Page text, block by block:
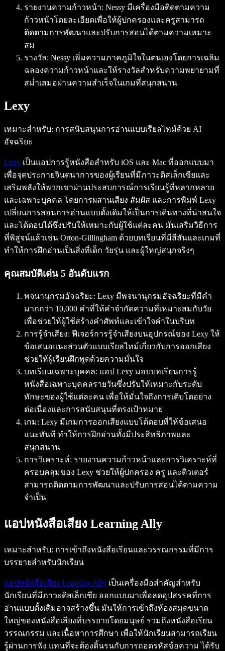
รายงานความก้าวหน้า: Nessy มีเครื่องมือติดตามความ
ก้าวหน้าโดยละเอียดเพื่อให้ผู้ปกครองและครูสามารถ
ติดตามการพัฒนาและปรับการสอนได้ตามความเหมาะ
สม
รางวัล: Nessy เพิ่มความภาคภูมิใจในตนเองโดยการเฉลิม
ฉลองความก้าวหน้าและให้รางวัลสำหรับความพยายามที่
สม่ำเสมอผ่านความสำเร็จในเกมที่สนุกสนาน
Lexy
เหมาะสำหรับ: การสนับสนุนการอ่านแบบเรียลไทม์ด้วย AI
อัจฉริยะ
Lexy เป็นแอปการรู้หนังสือสำหรับ iOS และ Mac ที่ออกแบบมา
เพื่อจุดประกายจินตนาการของผู้เรียนที่มีภาวะดิสเล็กเซียและ
เสริมพลังให้พวกเขาผ่านประสบการณ์การเรียนรู้ที่หลากหลาย
และเฉพาะบุคคล โดยการผสานเสียง สัมผัส และการพิมพ์ Lexy
เปลี่ยนการสอนการอ่านแบบดั้งเดิมให้เป็นการเดินทางที่น่าสนใจ
และโต้ตอบได้ซึ่งปรับให้เหมาะกับผู้ใช้แต่ละคน มันเสริมวิธีการ
ที่พิสูจน์แล้วเช่น Orton-Gillingham ด้วยบทเรียนที่มีสีสันและเกมที่
ทำให้การฝึกอ่านเป็นสิ่งที่เด็ก วัยรุ่น และผู้ใหญ่สนุกจริงๆ
คุณสมบัติเด่น 5 อันดับแรก
พจนานุกรมอัจฉริยะ: Lexy มีพจนานุกรมอัจฉริยะที่มีคำ
มากกว่า 10,000 คำที่ให้คำจำกัดความที่เหมาะสมกับวัย
เพื่อช่วยให้ผู้ใช้สร้างคำศัพท์และเข้าใจคำในบริบท
การรู้จำเสียง: ฟีเจอร์การรู้จำเสียงบนอุปกรณ์ของ Lexy ให้
ข้อเสนอแนะส่วนตัวแบบเรียลไทม์เกี่ยวกับการออกเสียง
ช่วยให้ผู้เรียนฝึกพูดด้วยความมั่นใจ
บทเรียนเฉพาะบุคคล: แอป Lexy มอบบทเรียนการรู้
หนังสือเฉพาะบุคคลรายวันซึ่งปรับให้เหมาะกับระดับ
ทักษะของผู้ใช้แต่ละคน เพื่อให้มั่นใจถึงการเติบโตอย่าง
ต่อเนื่องและการสนับสนุนที่ตรงเป้าหมาย
เกม: Lexy มีเกมการออกเสียงแบบโต้ตอบที่ให้ข้อเสนอ
แนะทันที ทำให้การฝึกอ่านทั้งมีประสิทธิภาพและ
สนุกสนาน
การวิเคราะห์: รายงานความก้าวหน้าและการวิเคราะห์ที่
ครอบคลุมของ Lexy ช่วยให้ผู้ปกครอง ครู และติวเตอร์
สามารถติดตามการพัฒนาและปรับการสอนได้ตามความ
จำเป็น
แอปหนังสือเสียง Learning Ally
เหมาะสำหรับ: การเข้าถึงหนังสือเรียนและวรรณกรรมที่มีการ
บรรยายสำหรับนักเรียน
แอปหนังสือเสียง Learning Ally เป็นเครื่องมือสำคัญสำหรับ
นักเรียนที่มีภาวะดิสเล็กเซีย ออกแบบมาเพื่อลดอุปสรรคที่การ
อ่านแบบดั้งเดิมอาจสร้างขึ้น มันให้การเข้าถึงห้องสมุดขนาด
ใหญ่ของหนังสือเสียงที่บรรยายโดยมนุษย์ รวมถึงหนังสือเรียน
วรรณกรรม และเนื้อหาการศึกษา เพื่อให้นักเรียนสามารถเรียน
รู้ผ่านการฟัง แทนที่จะต้องดิ้นรนกับการถอดรหัสข้อความ ได้รับ